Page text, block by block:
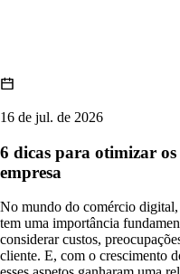
16 de jul. de 2026
6 dicas para otimizar os
empresa
No mundo do comércio digital,
tem uma importância
considerar custos,
cliente. E, com o crescimento